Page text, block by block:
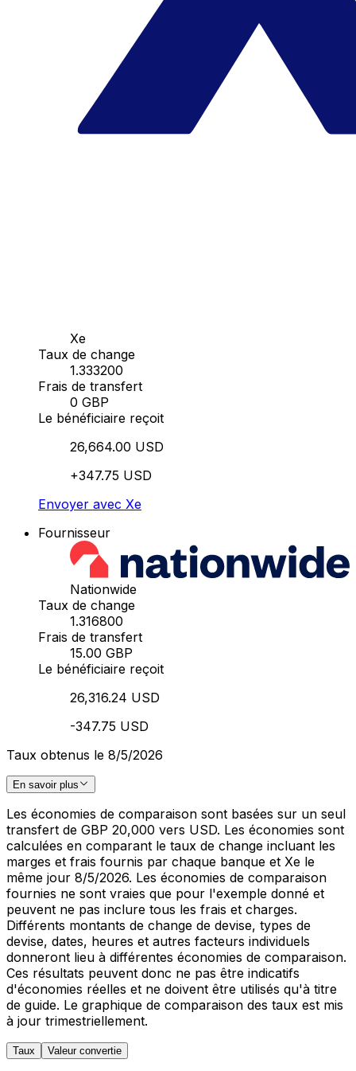
Xe
Taux de change
1.333200
Frais de transfert
0 GBP
Le bénéficiaire reçoit
26,664.00 USD
+347.75 USD
Envoyer avec Xe
Fournisseur
Nationwide
Taux de change
1.316800
Frais de transfert
15.00 GBP
Le bénéficiaire reçoit
26,316.24 USD
-347.75 USD
Taux obtenus le 8/5/2026
En savoir plus
Les économies de comparaison sont basées sur un seul
transfert de GBP 20,000 vers USD. Les économies sont
calculées en comparant le taux de change incluant les
marges et frais fournis par chaque banque et Xe le
même jour 8/5/2026. Les économies de comparaison
fournies ne sont vraies que pour l'exemple donné et
peuvent ne pas inclure tous les frais et charges.
Différents montants de change de devise, types de
devise, dates, heures et autres facteurs individuels
donneront lieu à différentes économies de comparaison.
Ces résultats peuvent donc ne pas être indicatifs
d'économies réelles et ne doivent être utilisés qu'à titre
de guide. Le graphique de comparaison des taux est mis
à jour trimestriellement.
Taux Valeur convertie